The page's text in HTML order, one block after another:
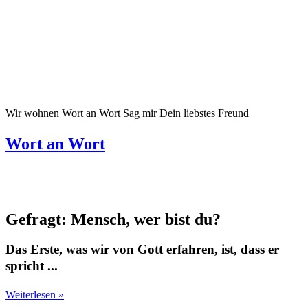
Gefragt: Mensch, wer bist du?
Das Erste, was wir von Gott erfahren, ist, dass er
spricht ...
Weiterlesen »
Wir wohnen Wort an Wort Sag mir Dein liebstes Freund
Wort an Wort